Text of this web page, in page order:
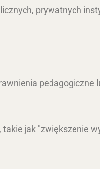
prywatnych
jak "zwiększenie